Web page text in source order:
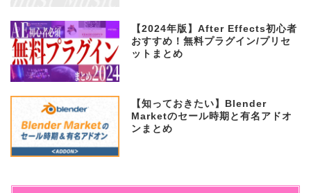
【2024年版】After Effects初心者
おすすめ！無料プラグイン/プリセ
ットまとめ
【知っておきたい】Blender
Marketのセール時期と有名アドオ
ンまとめ